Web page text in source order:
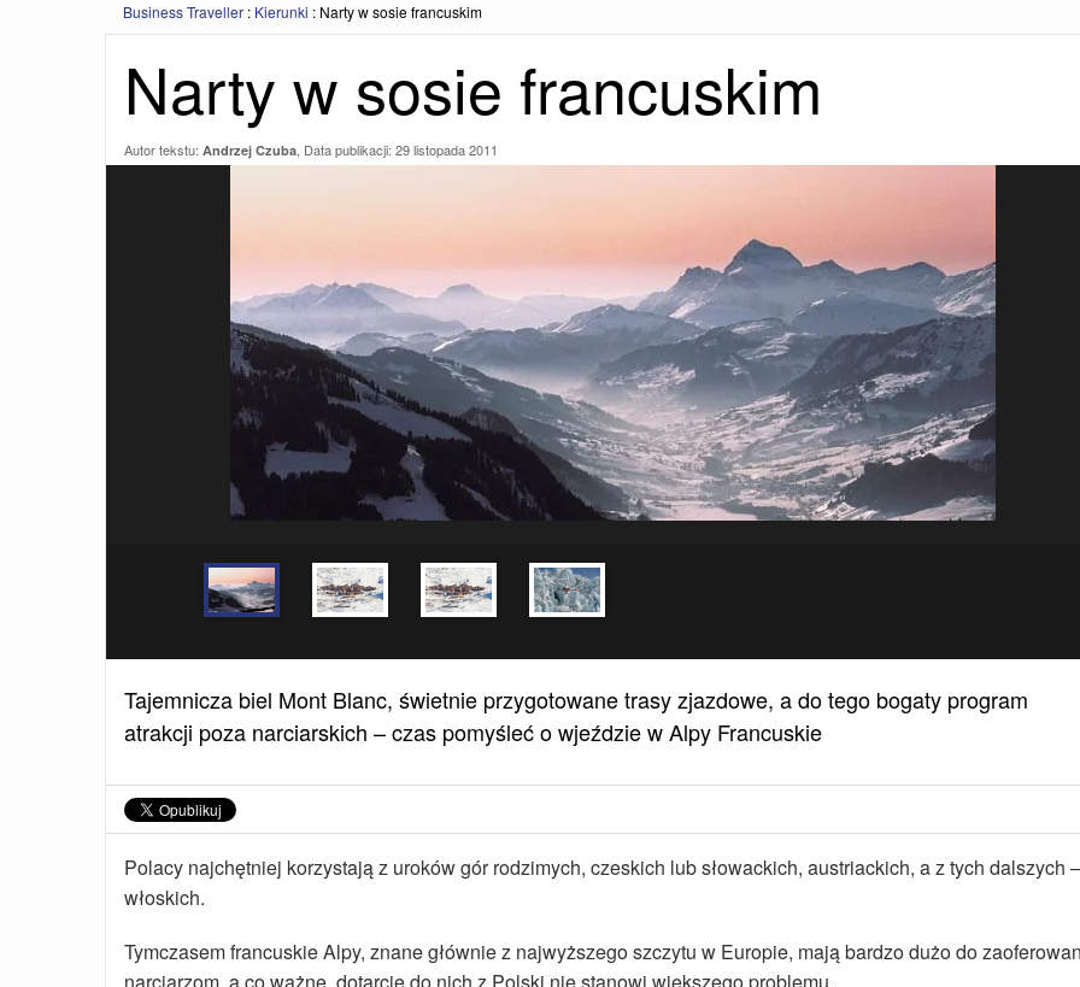
Business Traveller : Kierunki : Narty w sosie francuskim
Narty w sosie francuskim
Autor tekstu: Andrzej Czuba, Data publikacji: 29 listopada 2011
Tajemnicza biel Mont Blanc, świetnie przygotowane trasy zjazdowe, a do tego bogaty program
atrakcji poza narciarskich – czas pomyśleć o wjeździe w Alpy Francuskie
Polacy najchętniej korzystają z uroków gór rodzimych, czeskich lub słowackich, austriackich, a z tych dalszych –
włoskich.
Tymczasem francuskie Alpy, znane głównie z najwyższego szczytu w Europie, mają bardzo dużo do